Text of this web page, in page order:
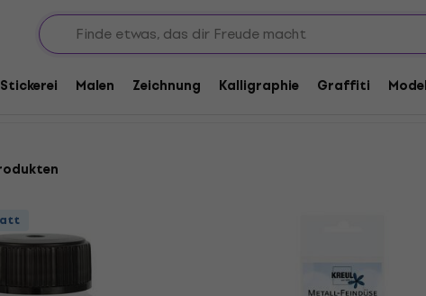
Malen Zeichnung Kalligraphie Graffiti
Malen auf Glas und Porzellan
Glas und Porzellan